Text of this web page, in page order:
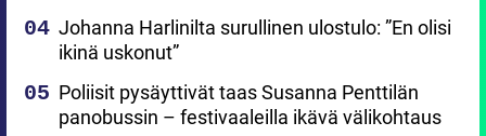
Johanna Harlinilta surullinen ulostulo: ”En olisi
ikinä uskonut”
Poliisit pysäyttivät taas Susanna Penttilän
panobussin – festivaaleilla ikävä välikohtaus